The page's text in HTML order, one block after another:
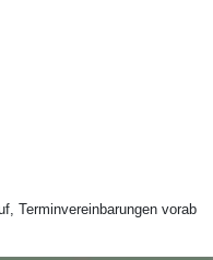
Terminvereinbarungen vorab